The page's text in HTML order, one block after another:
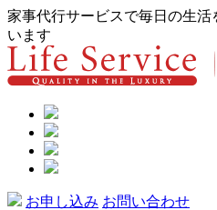
家事代行サービスで毎日の生
います
お申し込み お問い合わせ